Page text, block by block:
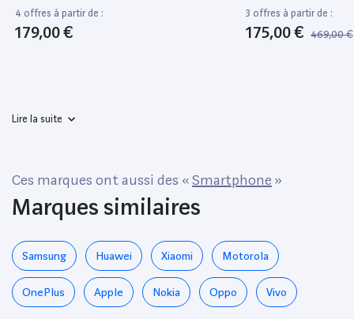
4 offres à partir de :
179,00 €
Écran Super Amoled
Superdart De 65W,
3 offres à partir de :
175,00 € 469,00 €
Lire la suite
Ces marques ont aussi des «Smartphone »
Marques similaires
Samsung Huawei Xiaomi Motorola
OnePlus Apple Nokia Oppo Vivo